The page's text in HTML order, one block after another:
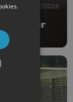
30/07/2026
.